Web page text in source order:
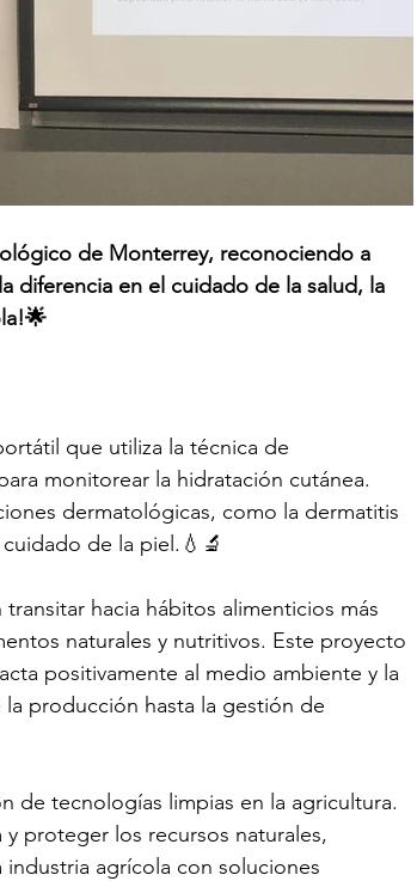
de Monterrey, reconociendo a
diferencia en el cuidado de la salud, la
que utiliza la técnica de
monitorear la hidratación cutánea.
dermatológicas, como la dermatitis
de la piel.💧🔬
hacia hábitos alimenticios más
naturales y nutritivos. Este proyecto
positivamente al medio ambiente y la
producción hasta la gestión de
de tecnologías limpias en la agricultura.
proteger los recursos naturales,
agrícola con soluciones